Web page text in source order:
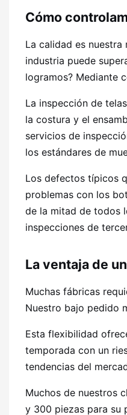
Cómo
La calidad es
industria puede
logramos? Mediante
La inspección de
la costura y el
servicios de
los estándares de
Los defectos típicos
problemas con los
de la mitad de todos
inspecciones de
La ventaja de
Muchas fábricas
Nuestro bajo pedido
Esta flexibilidad
temporada con un
tendencias del
Muchos de nuestros
y 300 piezas para su